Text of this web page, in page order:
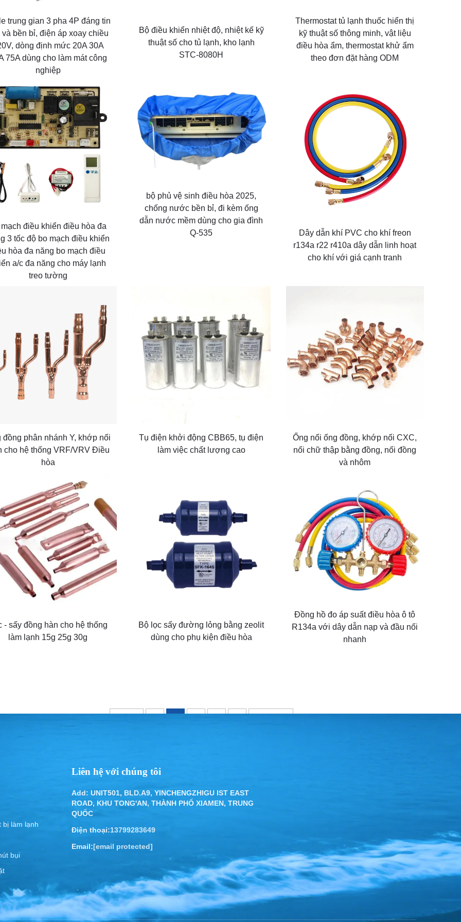
trung gian 3 pha 4P đáng tin
và bền bỉ, điện áp xoay chiều
dòng định mức 20A 30A
75A dùng cho làm mát công
nghiệp
Bộ điều khiển nhiệt độ, nhiệt kế kỹ
thuật số cho tủ lạnh, kho lạnh
STC-8080H
Thermostat tủ lạnh thuốc hiển thị
kỹ thuật số thông minh, vật liệu
điều hòa ẩm, thermostat khử ẩm
theo đơn đặt hàng ODM
điều khiển điều hòa đa
3 tốc độ bo mạch điều khiển
hòa đa năng bo mạch điều
a/c đa năng cho máy lạnh
treo tường
bộ phủ vệ sinh điều hòa 2025,
chống nước bền bỉ, đi kèm ống
dẫn nước mềm dùng cho gia đình
Q-535
Dây dẫn khí PVC cho khí freon
r134a r22 r410a dây dẫn linh hoạt
cho khí với giá cạnh tranh
đồng phân nhánh Y, khớp nối
cho hệ thống VRF/VRV Điều
hòa
Tụ điện khởi động CBB65, tụ điện
làm việc chất lượng cao
Ống nối ống đồng, khớp nối CXC,
nối chữ thập bằng đồng, nối đồng
và nhôm
- sấy đồng hàn cho hệ thống
làm lạnh 15g 25g 30g
Bộ lọc sấy đường lỏng bằng zeolit
dùng cho phụ kiện điều hòa
Đồng hồ đo áp suất điều hòa ô tô
R134a với dây dẫn nạp và đầu nối
nhanh
bị làm lạnh
bụi
Liên hệ với chúng tôi
Add: UNIT501, BLD.A9, YINCHENGZHIGU IST EAST
ROAD, KHU TONG'AN, THÀNH PHỐ XIAMEN, TRUNG
QUỐC
Điện thoại:13799283649
Email:[email protected]